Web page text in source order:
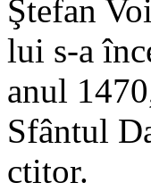
Ştefan
lui s-a
anul
Sfântul
ctitor.